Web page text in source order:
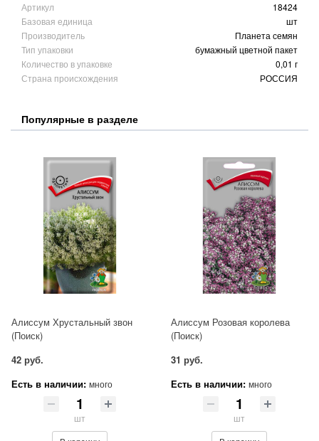
Артикул
18424
Базовая единица
шт
Производитель
Планета семян
Тип упаковки
бумажный цветной пакет
Количество в упаковке
0,01 г
Страна происхождения
РОССИЯ
Популярные в разделе
Алиссум Хрустальный звон
(Поиск)
42 руб.
Есть в наличии: много
шт
Алиссум Розовая королева
(Поиск)
31 руб.
Есть в наличии: много
шт